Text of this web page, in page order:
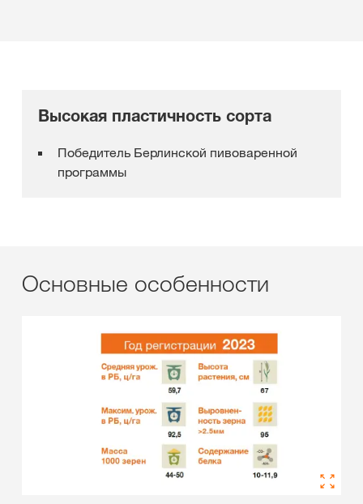
Высокая пластичность сорта
Победитель Берлинской пивоваренной
программы
Основные особенности